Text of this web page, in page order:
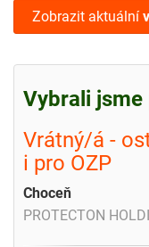
Zobrazit aktuální
Vybrali jsme
Vrátný/á -
i pro OZP
Choceň
PROTECTON